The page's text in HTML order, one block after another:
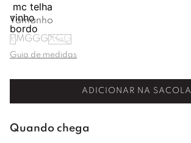
Tamanho
PMGGGXGG
Guia de medidas
ADICIONAR NA SACOLA